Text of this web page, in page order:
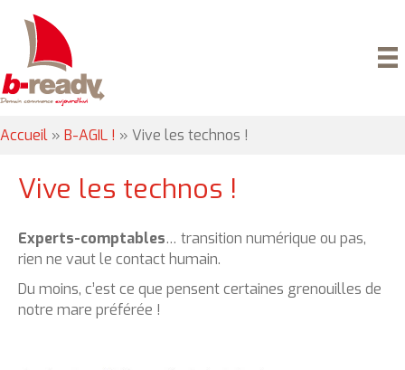
Accueil » B-AGIL ! » Vive les technos !
Vive les technos !
Experts-comptables… transition numérique ou pas,
rien ne vaut le contact humain.
Du moins, c’est ce que pensent certaines grenouilles de
notre mare préférée !